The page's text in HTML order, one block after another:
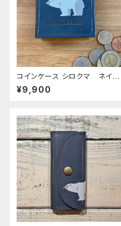
コインケース シロクマ ネイビ
ー 栃木レザー 白くま 白熊
¥9,900